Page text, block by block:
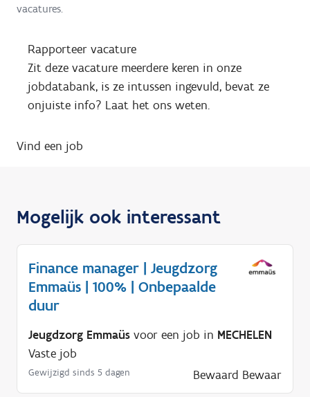
vacatures.
Rapporteer vacature
Zit deze vacature meerdere keren in onze
jobdatabank, is ze intussen ingevuld, bevat ze
onjuiste info? Laat het ons weten.
Vind een job
Mogelijk ook interessant
Finance manager | Jeugdzorg
Emmaüs | 100% | Onbepaalde
duur
Jeugdzorg Emmaüs voor een job in MECHELEN
Vaste job
Gewijzigd sinds 5 dagen Bewaard Bewaar